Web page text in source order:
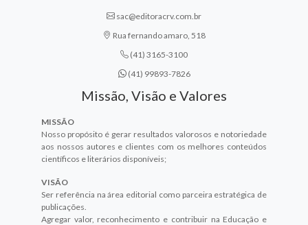
sac@editoracrv.com.br
Rua fernando amaro, 518
(41) 3165-3100
(41) 99893-7826
Missão, Visão e Valores
MISSÃO
Nosso propósito é gerar resultados valorosos e notoriedade
aos nossos autores e clientes com os melhores conteúdos
científicos e literários disponíveis;
VISÃO
Ser referência na área editorial como parceira estratégica de
publicações.
Agregar valor, reconhecimento e contribuir na Educação e